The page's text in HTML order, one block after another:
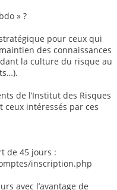
» ?
pour ceux qui
des connaissances
la culture du risque au
de l’Institut des Risques
ceux intéressés par ces
de 45 jours :
inscription.php
avec l’avantage de